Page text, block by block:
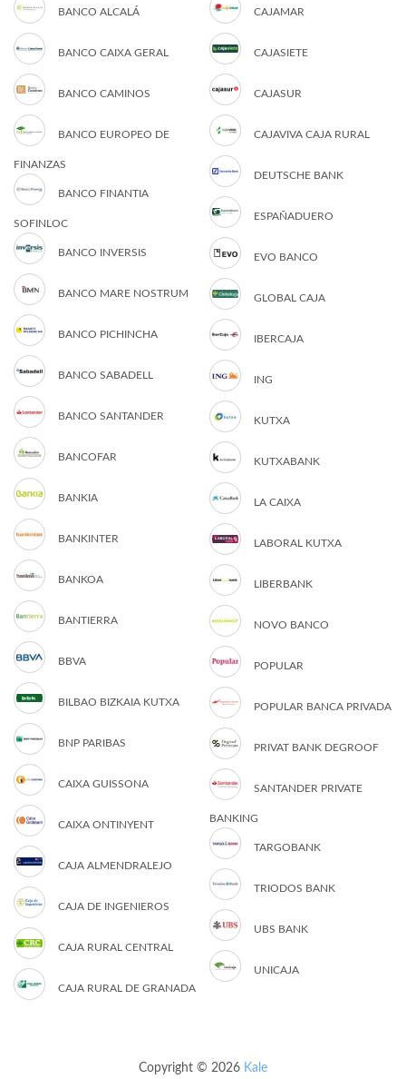
BANCO ALCALÁ
BANCO CAIXA GERAL
BANCO CAMINOS
BANCO EUROPEO DE
FINANZAS
BANCO FINANTIA
SOFINLOC
BANCO INVERSIS
BANCO MARE NOSTRUM
BANCO PICHINCHA
BANCO SABADELL
BANCO SANTANDER
BANCOFAR
BANKIA
BANKINTER
BANKOA
BANTIERRA
BBVA
BILBAO BIZKAIA KUTXA
BNP PARIBAS
CAIXA GUISSONA
CAIXA ONTINYENT
CAJA ALMENDRALEJO
CAJA DE INGENIEROS
CAJA RURAL CENTRAL
CAJA RURAL DE GRANADA
CAJAMAR
CAJASIETE
CAJASUR
CAJAVIVA CAJA RURAL
DEUTSCHE BANK
ESPAÑADUERO
EVO BANCO
GLOBAL CAJA
IBERCAJA
ING
KUTXA
KUTXABANK
LA CAIXA
LABORAL KUTXA
LIBERBANK
NOVO BANCO
POPULAR
POPULAR BANCA PRIVADA
PRIVAT BANK DEGROOF
SANTANDER PRIVATE
BANKING
TARGOBANK
TRIODOS BANK
UBS BANK
UNICAJA
Copyright © 2026 Kale